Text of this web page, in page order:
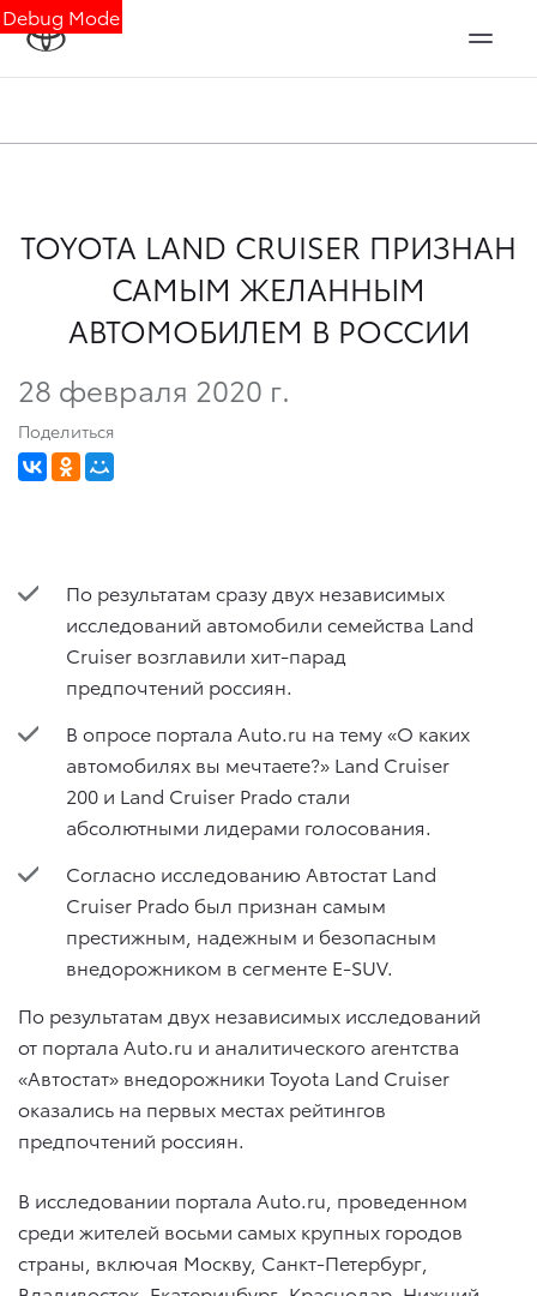
Debug Mode
TOYOTA LAND CRUISER ПРИЗНАН
САМЫМ ЖЕЛАННЫМ
АВТОМОБИЛЕМ В РОССИИ
28 февраля 2020 г.
Поделиться
По результатам сразу двух независимых
исследований автомобили семейства Land
Cruiser возглавили хит-парад
предпочтений россиян.
В опросе портала Auto.ru на тему «О каких
автомобилях вы мечтаете?» Land Cruiser
200 и Land Cruiser Prado стали
абсолютными лидерами голосования.
Согласно исследованию Автостат Land
Cruiser Prado был признан самым
престижным, надежным и безопасным
внедорожником в сегменте E-SUV.
По результатам двух независимых исследований
от портала Auto.ru и аналитического агентства
«Автостат» внедорожники Toyota Land Cruiser
оказались на первых местах рейтингов
предпочтений россиян.
В исследовании портала Auto.ru, проведенном
среди жителей восьми самых крупных городов
страны, включая Москву, Санкт-Петербург,